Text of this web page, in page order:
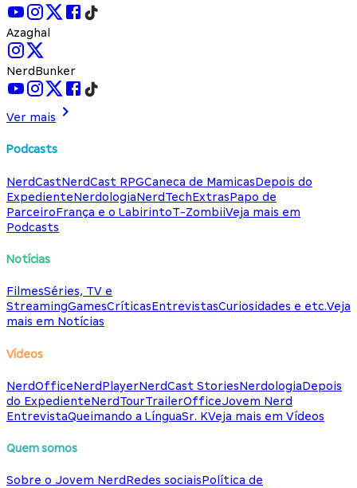
Azaghal
NerdBunker
Ver mais
Podcasts
NerdCastNerdCast RPGCaneca de MamicasDepois do
ExpedienteNerdologiaNerdTechExtrasPapo de
ParceiroFrança e o LabirintoT-ZombiiVeja mais em
Podcasts
Notícias
FilmesSéries, TV e
StreamingGamesCríticasEntrevistasCuriosidades e etc.Veja
mais em Notícias
Vídeos
NerdOfficeNerdPlayerNerdCast StoriesNerdologiaDepois
do ExpedienteNerdTourTrailerOfficeJovem Nerd
EntrevistaQueimando a LínguaSr. KVeja mais em Vídeos
Quem somos
Sobre o Jovem NerdRedes sociaisPolítica de